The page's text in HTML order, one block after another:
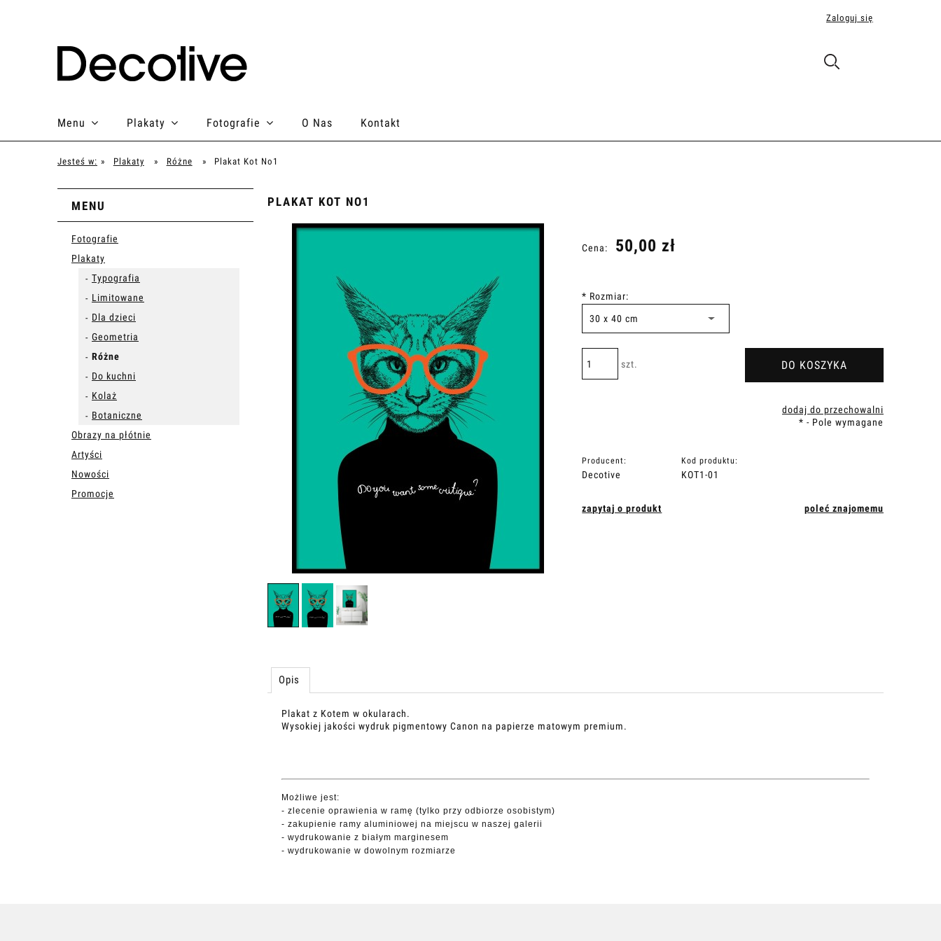
Zaloguj się
Menu Plakaty Fotografie O Nas Kontakt
Jesteś w: » Plakaty » Różne » Plakat Kot No1
MENU
Fotografie
Plakaty
Typografia
Limitowane
Dla dzieci
Geometria
Różne
Do kuchni
Kolaż
Botaniczne
Obrazy na płótnie
Artyści
Nowości
Promocje
PLAKAT KOT NO1
Cena: 50,00 zł
* Rozmiar:
szt. DO KOSZYKA
dodaj do przechowalni
* - Pole wymagane
Producent:
Decotive
Kod produktu:
KOT1-01
zapytaj o produkt poleć znajomemu
Opis
Plakat z Kotem w okularach.
Wysokiej jakości wydruk pigmentowy Canon na papierze matowym premium.
Możliwe jest:
- zlecenie oprawienia w ramę (tylko przy odbiorze osobistym)
- zakupienie ramy aluminiowej na miejscu w naszej galerii
- wydrukowanie z białym marginesem
- wydrukowanie w dowolnym rozmiarze